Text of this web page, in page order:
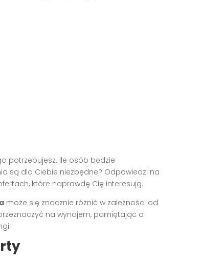
potrzebujesz. Ile osób będzie
są dla Ciebie niezbędne? Odpowiedzi na
które naprawdę Cię interesują.
może się znacznie różnić w zależności od
na wynajem, pamiętając o